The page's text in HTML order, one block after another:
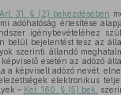
Art. 31. § (2) bekezdésében
adóhatóság értesítése
igénybevételéhez
belül bejelentést tesz az
szerinti állandó
esetén az adózó
képviselt adózó nevét,
elektronikus
– Ket. 160. § (5) bek.